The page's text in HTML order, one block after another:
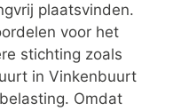
plaatsvinden.
voor het
stichting zoals
in Vinkenbuurt
Omdat